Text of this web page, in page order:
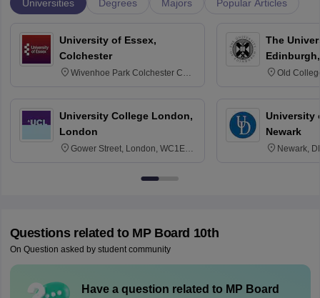
Universities Degrees Majors Popular Articles
University of Essex,
Colchester
Wivenhoe Park Colchester CO4
University College London,
London
Gower Street, London, WC1E
The
Old
University
Newark
Newark,
Questions related to MP Board 10th
On Question asked by student community
Have a question related to MP Board